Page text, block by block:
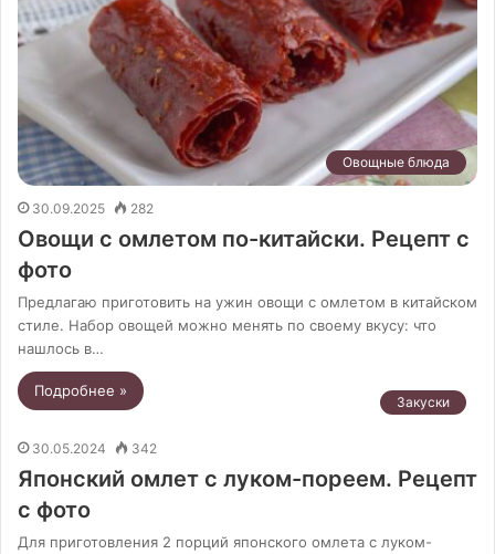
Овощные блюда
30.09.2025 282
Овощи с омлетом по-китайски. Рецепт с
фото
Предлагаю приготовить на ужин овощи с омлетом в китайском
стиле. Набор овощей можно менять по своему вкусу: что
нашлось в…
Подробнее »
Закуски
30.05.2024 342
Японский омлет с луком-пореем. Рецепт
с фото
Для приготовления 2 порций японского омлета с луком-